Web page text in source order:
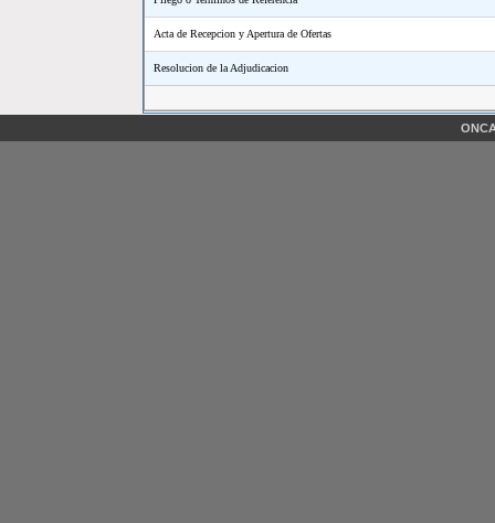
Acta de Recepcion y Apertura de Ofertas
Resolucion de la Adjudicacion